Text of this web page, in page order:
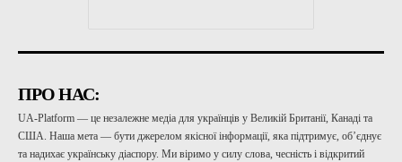
ПРО НАС:
UA-Platform — це незалежне медіа для українців у Великій Британії, Канаді та
США. Наша мета — бути джерелом якісної інформації, яка підтримує, об’єднує
та надихає українську діаспору. Ми віримо у силу слова, чесність і відкритий